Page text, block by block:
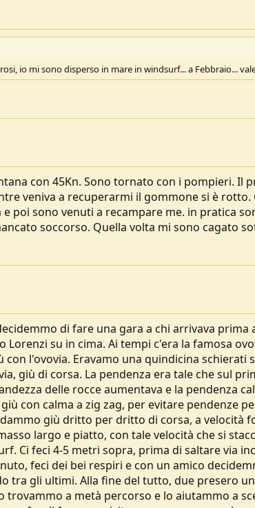
io mi sono disperso in mare in windsurf... a Febbraio...
con 45Kn. Sono tornato con i pompieri. Il
veniva a recuperarmi il gommone si è rotto.
poi sono venuti a recampare me. in pratica
soccorso. Quella volta mi sono cagato
di fare una gara a chi arrivava prima
su in cima. Ai tempi c'era la famosa
l'ovovia. Eravamo una quindicina schierati
giù di corsa. La pendenza era tale che sul
delle rocce aumentava e la pendenza
con calma a zig zag, per evitare pendenze
giù dritto per dritto di corsa, a velocità
largo e piatto, con tale velocità che si
Ci feci 4-5 metri sopra, prima di saltare via
feci dei bei respiri e con un amico
tra gli ultimi. Alla fine del tutto, due presero
trovammo a metà percorso e lo aiutammo a